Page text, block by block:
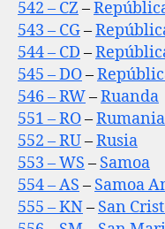
542 – CZ –
543 – CG–
544 – CD –
545 – DO–
546 – RW–Ruanda
551 – RO–Rumania
552 – RU–Rusia
553 – WS – Samoa
554 – AS – Samoa
555 – KN– San